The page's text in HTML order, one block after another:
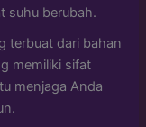
suhu berubah.
terbuat dari bahan
memiliki sifat
menjaga Anda